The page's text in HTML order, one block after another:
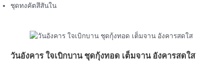
ชุดทงคัตสึสันใน
วันอังคาร ใจเบิกบาน ชุดกุ้งทอด เต็มจาน อังคารสดใส